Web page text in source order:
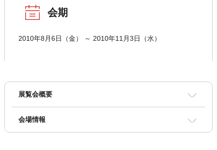
会期
2010年8月6日（金） ～ 2010年11月3日（水）
展覧会概要
会場情報